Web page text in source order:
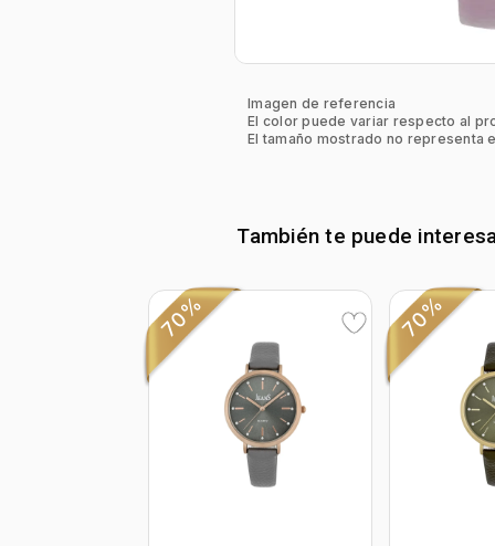
Imagen de referencia
El color puede variar respecto al
El tamaño mostrado no representa
También te puede
70% 70%